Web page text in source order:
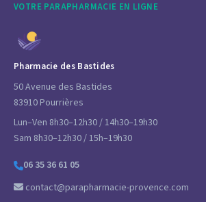
VOTRE PARAPHARMACIE EN LIGNE
Pharmacie des Bastides
50 Avenue des Bastides
83910 Pourrières
Lun–Ven 8h30–12h30 / 14h30–19h30
Sam 8h30–12h30 / 15h–19h30
06 35 36 61 05
contact@parapharmacie-provence.com